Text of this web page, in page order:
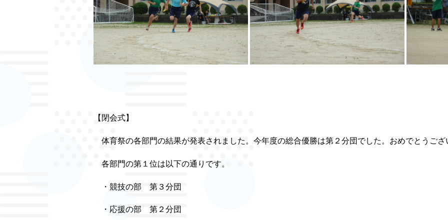
【閉会式】
体育祭の各部門の結果が発表されました。今年度の総合優勝は第２分団でした。おめでとうござ
各部門の第１位は以下の通りです。
・競技の部 第３分団
・応援の部 第２分団